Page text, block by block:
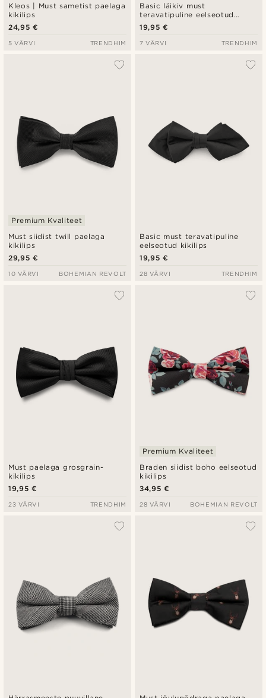
Kleos | Must sametist paelaga
kikilips
24,95 €
5 VÄRVI TRENDHIM
Basic läikiv must
teravatipuline eelseotud
kikilips
19,95 €
7 VÄRVI TRENDHIM
Must siidist twill paelaga
kikilips
Premium Kvaliteet
29,95 €
10 VÄRVI BOHEMIAN REVOLT
Basic must teravatipuline
eelseotud kikilips
19,95 €
28 VÄRVI TRENDHIM
Must paelaga grosgrain-
kikilips
19,95 €
23 VÄRVI TRENDHIM
Braden siidist boho eelseotud
kikilips
Premium Kvaliteet
34,95 €
28 VÄRVI BOHEMIAN REVOLT